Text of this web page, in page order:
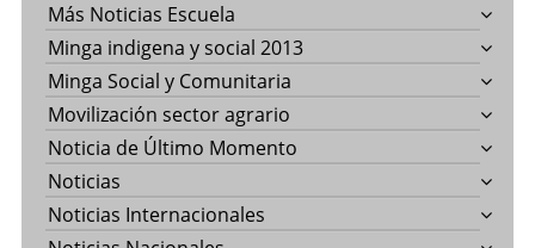
Más Noticias Escuela
Minga indigena y social 2013
Minga Social y Comunitaria
Movilización sector agrario
Noticia de Último Momento
Noticias
Noticias Internacionales